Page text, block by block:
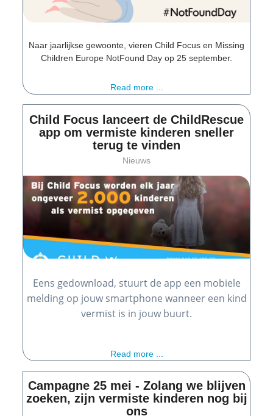
Naar jaarlijkse gewoonte, vieren Child Focus en Missing
Children Europe NotFound Day op 25 september.
Read more ...
Child Focus lanceert de ChildRescue
app om vermiste kinderen sneller
terug te vinden
Nieuws
Eens gedownload, stuurt de app een mobiele
melding op jouw smartphone wanneer een kind
vermist is in jouw buurt.
Read more ...
Campagne 25 mei - Zolang we blijven
zoeken, zijn vermiste kinderen nog bij
ons